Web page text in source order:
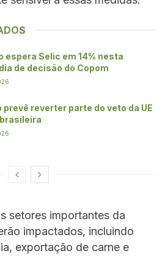
espera Selic em 14% nesta
de decisão do Copom
prevê reverter parte do veto da UE
setores importantes da
impactados, incluindo
exportação de carne e